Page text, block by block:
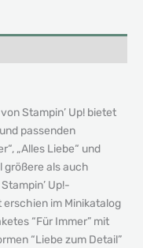
Stampin’ Up! bietet
passenden
„Alles Liebe“ und
größere als auch
Up!-
im Minikatalog
“Für Immer” mit
“Liebe zum Detail”